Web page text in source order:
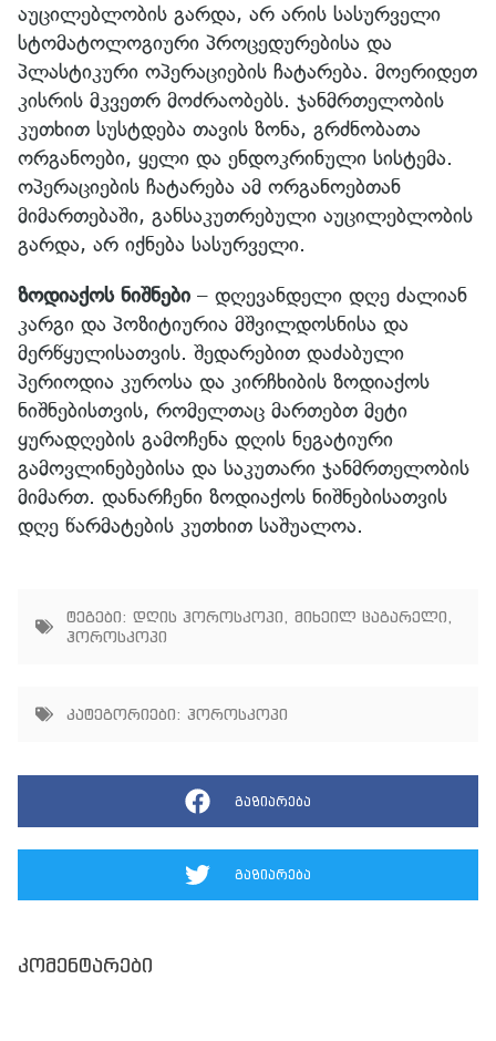
აუცილებლობის გარდა, არ არის სასურველი
სტომატოლოგიური პროცედურებისა და
პლასტიკური ოპერაციების ჩატარება. მოერიდეთ
კისრის მკვეთრ მოძრაობებს. ჯანმრთელობის
კუთხით სუსტდება თავის ზონა, გრძნობათა
ორგანოები, ყელი და ენდოკრინული სისტემა.
ოპერაციების ჩატარება ამ ორგანოებთან
მიმართებაში, განსაკუთრებული აუცილებლობის
გარდა, არ იქნება სასურველი.
ზოდიაქოს ნიშნები – დღევანდელი დღე ძალიან
კარგი და პოზიტიურია მშვილდოსნისა და
მერწყულისათვის. შედარებით დაძაბული
პერიოდია კუროსა და კირჩხიბის ზოდიაქოს
ნიშნებისთვის, რომელთაც მართებთ მეტი
ყურადღების გამოჩენა დღის ნეგატიური
გამოვლინებებისა და საკუთარი ჯანმრთელობის
მიმართ. დანარჩენი ზოდიაქოს ნიშნებისათვის
დღე წარმატების კუთხით საშუალოა.
ტეგები: დღის ჰოროსკოპი, მიხეილ ცაგარელი,
ჰოროსკოპი
კატეგორიები: ჰოროსკოპი
გაზიარება
გაზიარება
კომენტარები